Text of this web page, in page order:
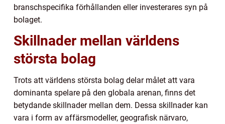
branschspecifika förhållanden eller investerares syn på
bolaget.
Skillnader mellan världens
största bolag
Trots att världens största bolag delar målet att vara
dominanta spelare på den globala arenan, finns det
betydande skillnader mellan dem. Dessa skillnader kan
vara i form av affärsmodeller, geografisk närvaro,